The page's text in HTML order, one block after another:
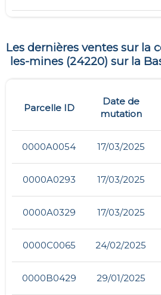
Les dernières ventes sur la
les-mines(24220) sur la
Parcelle ID
Date de
mutation
0000A0054 17/03/2025
0000A0293 17/03/2025
0000A0329 17/03/2025
0000C0065 24/02/2025
0000B0429 29/01/2025